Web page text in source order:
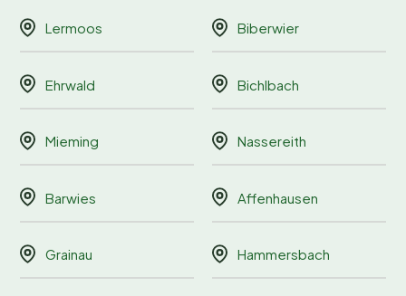
Lermoos Biberwier
Ehrwald Bichlbach
Mieming Nassereith
Barwies Affenhausen
Grainau Hammersbach